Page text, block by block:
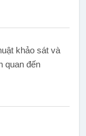
khảo sát và
quan đến